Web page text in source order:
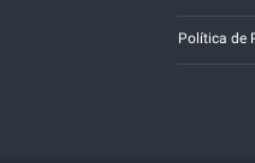
Política de